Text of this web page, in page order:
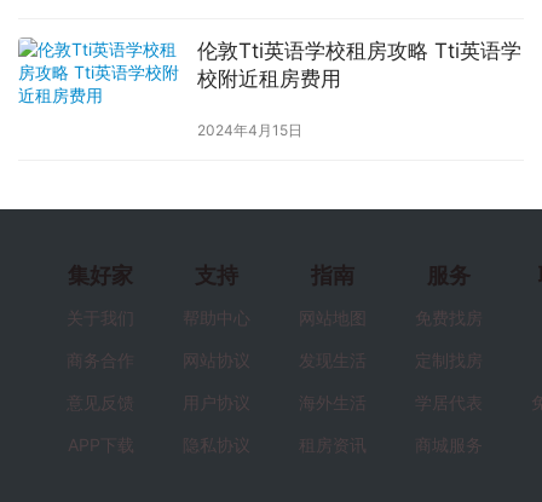
伦敦Tti英语学校租房攻略 Tti英语学
校附近租房费用
2024年4月15日
集好家
关于我们
商务合作
意见反馈
APP下载
支持
帮助中心
网站协议
用户协议
隐私协议
指南
网站地图
发现生活
海外生活
租房资讯
服务
免费找房
定制找房
学居代表
商城服务